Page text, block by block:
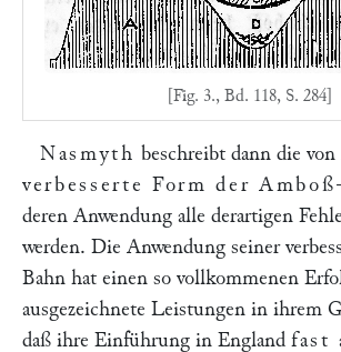
[Fig. 3., Bd. 118, S. 284]
Nasmyth beschreibt dann die
verbesserte Form der
deren Anwendung alle derartigen
werden. Die Anwendung seiner
Bahn hat einen so vollkommenen
ausgezeichnete Leistungen in ihrem
daß ihre Einführung in England fast